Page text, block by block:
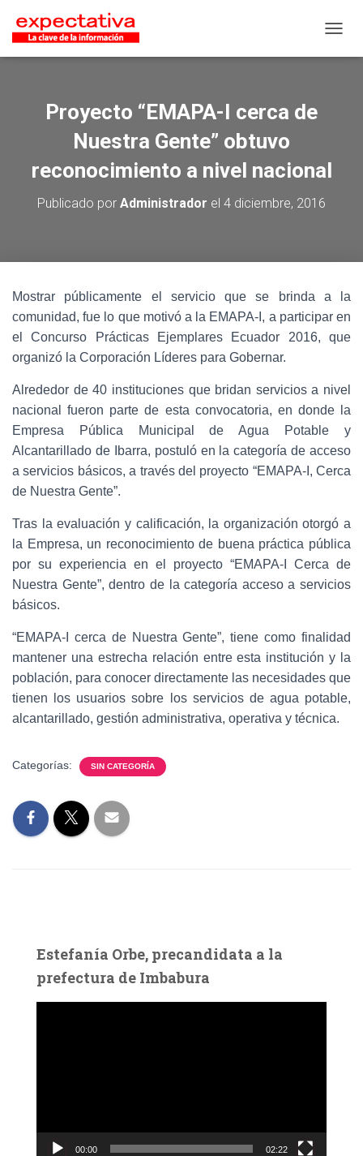
Proyecto “EMAPA-I cerca de
Nuestra Gente” obtuvo
reconocimiento a nivel nacional
Publicado por Administrador el 4 diciembre, 2016
Mostrar públicamente el servicio que se brinda a la
comunidad, fue lo que motivó a la EMAPA-I, a participar en
el Concurso Prácticas Ejemplares Ecuador 2016, que
organizó la Corporación Líderes para Gobernar.
Alrededor de 40 instituciones que bridan servicios a nivel
nacional fueron parte de esta convocatoria, en donde la
Empresa Pública Municipal de Agua Potable y
Alcantarillado de Ibarra, postuló en la categoría de acceso
a servicios básicos, a través del proyecto “EMAPA-I, Cerca
de Nuestra Gente”.
Tras la evaluación y calificación, la organización otorgó a
la Empresa, un reconocimiento de buena práctica pública
por su experiencia en el proyecto “EMAPA-I Cerca de
Nuestra Gente”, dentro de la categoría acceso a servicios
básicos.
“EMAPA-I cerca de Nuestra Gente”, tiene como finalidad
mantener una estrecha relación entre esta institución y la
población, para conocer directamente las necesidades que
tienen los usuarios sobre los servicios de agua potable,
alcantarillado, gestión administrativa, operativa y técnica.
Categorías: SIN CATEGORÍA
Estefanía Orbe, precandidata a la
prefectura de Imbabura
c
00:00 02:22